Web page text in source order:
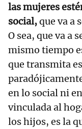
las mujeres
social,que va a
O sea, que va a
mismo tiempo
que transmita
en lo social ni
vinculada al
los hijos, es la